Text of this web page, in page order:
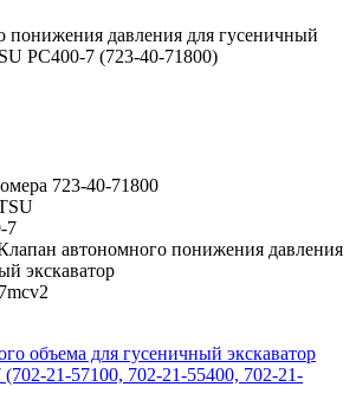
понижения давления для гусеничный
PC400-7 (723-40-71800)
723-40-71800
7
автономного понижения давления
экскаватор